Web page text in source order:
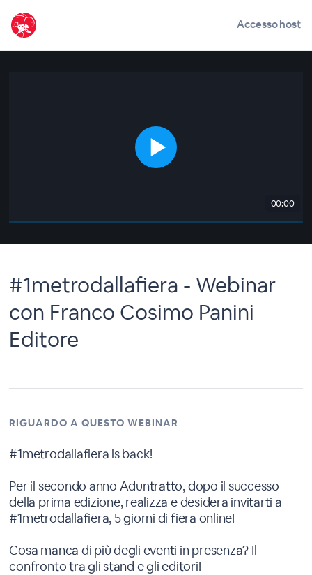
Accesso host
00:00
#1metrodallafiera - Webinar
con Franco Cosimo Panini
Editore
RIGUARDO A QUESTO WEBINAR
#1metrodallafiera is back!
Per il secondo anno Aduntratto, dopo il successo
della prima edizione, realizza e desidera invitarti a
#1metrodallafiera, 5 giorni di fiera online!
Cosa manca di più degli eventi in presenza? Il
confronto tra gli stand e gli editori!